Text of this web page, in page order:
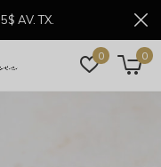
0 0
AV. TX.